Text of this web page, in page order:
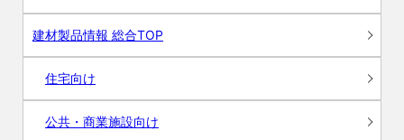
建材製品情報 総合TOP
住宅向け
公共・商業施設向け